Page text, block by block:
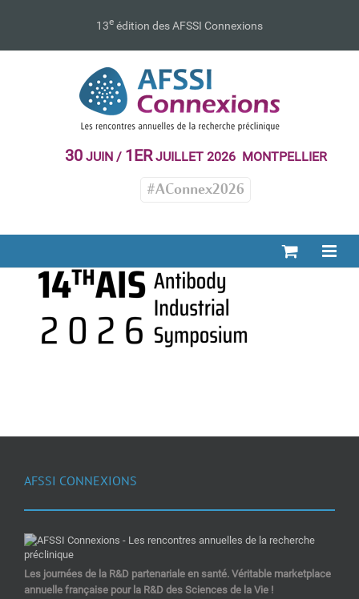
13e édition des AFSSI Connexions
30JUIN / 1ERJUILLET 2026 MONTPELLIER
#AConnex2026
AFSSI CONNEXIONS
Les journées de la R&D partenariale en santé. Véritable marketplace
annuelle française pour la R&D des Sciences de la Vie !